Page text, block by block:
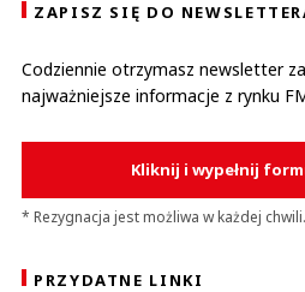
ZAPISZ SIĘ DO
Codziennie otrzymasz newsletter
najważniejsze informacje z rynku
Kliknij i wypełnij
* Rezygnacja jest możliwa w każdej chwili.
PRZYDATNE LINKI